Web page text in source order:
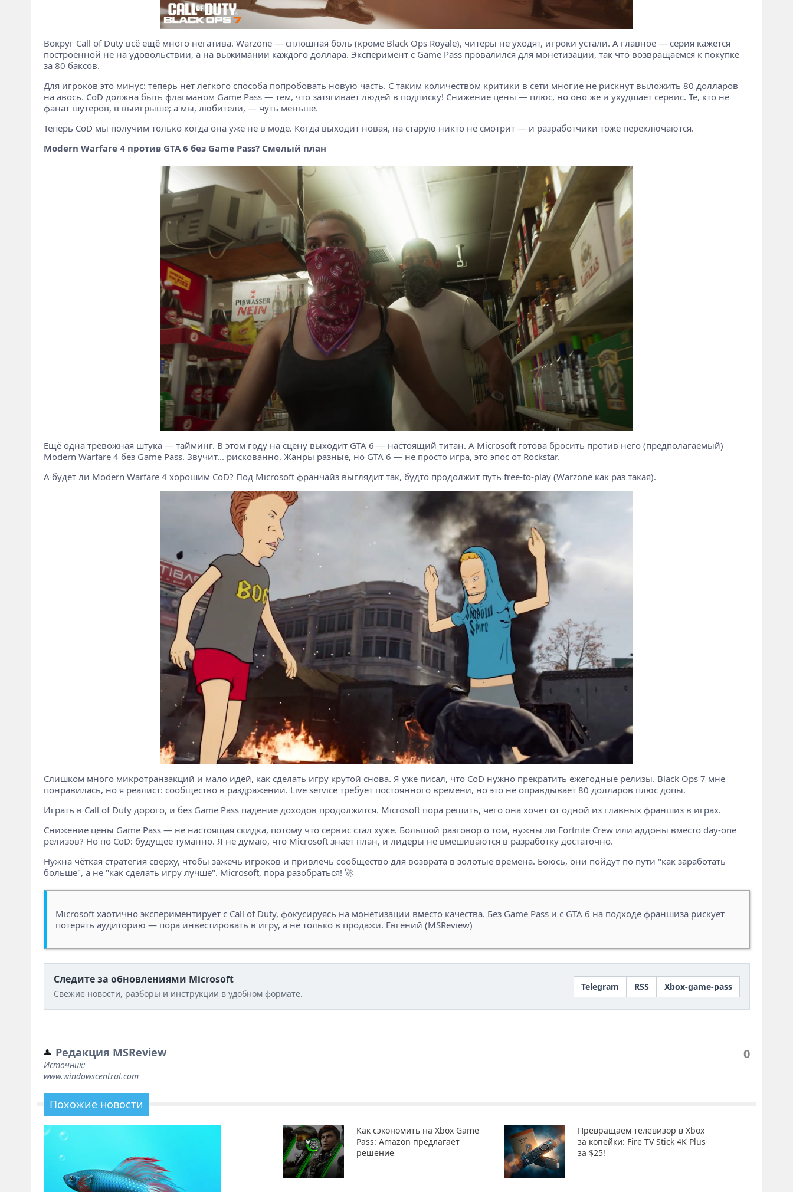
Вокруг Call of Duty всё ещё много негатива. Warzone — сплошная боль (кроме Black Ops Royale), читеры не уходят, игроки устали. А главное — серия кажется
построенной не на удовольствии, а на выжимании каждого доллара. Эксперимент с Game Pass провалился для монетизации, так что возвращаемся к покупке
за 80 баксов.
Для игроков это минус: теперь нет лёгкого способа попробовать новую часть. С таким количеством критики в сети многие не рискнут выложить 80 долларов
на авось. CoD должна быть флагманом Game Pass — тем, что затягивает людей в подписку! Снижение цены — плюс, но оно же и ухудшает сервис. Те, кто не
фанат шутеров, в выигрыше; а мы, любители, — чуть меньше.
Теперь CoD мы получим только когда она уже не в моде. Когда выходит новая, на старую никто не смотрит — и разработчики тоже переключаются.
Modern Warfare 4 против GTA 6 без Game Pass? Смелый план
Ещё одна тревожная штука — тайминг. В этом году на сцену выходит GTA 6 — настоящий титан. А Microsoft готова бросить против него (предполагаемый)
Modern Warfare 4 без Game Pass. Звучит... рискованно. Жанры разные, но GTA 6 — не просто игра, это эпос от Rockstar.
А будет ли Modern Warfare 4 хорошим CoD? Под Microsoft франчайз выглядит так, будто продолжит путь free-to-play (Warzone как раз такая).
Слишком много микротранзакций и мало идей, как сделать игру крутой снова. Я уже писал, что CoD нужно прекратить ежегодные релизы. Black Ops 7 мне
понравилась, но я реалист: сообщество в раздражении. Live service требует постоянного времени, но это не оправдывает 80 долларов плюс допы.
Играть в Call of Duty дорого, и без Game Pass падение доходов продолжится. Microsoft пора решить, чего она хочет от одной из главных франшиз в играх.
Снижение цены Game Pass — не настоящая скидка, потому что сервис стал хуже. Большой разговор о том, нужны ли Fortnite Crew или аддоны вместо day-one
релизов? Но по CoD: будущее туманно. Я не думаю, что Microsoft знает план, и лидеры не вмешиваются в разработку достаточно.
Нужна чёткая стратегия сверху, чтобы зажечь игроков и привлечь сообщество для возврата в золотые времена. Боюсь, они пойдут по пути "как заработать
больше", а не "как сделать игру лучше". Microsoft, пора разобраться! 🚀
Microsoft хаотично экспериментирует с Call of Duty, фокусируясь на монетизации вместо качества. Без Game Pass и с GTA 6 на подходе франшиза рискует
потерять аудиторию — пора инвестировать в игру, а не только в продажи. Евгений (MSReview)
Следите за обновлениями Microsoft
Свежие новости, разборы и инструкции в удобном формате.
Telegram RSS Xbox-game-pass
Редакция MSReview
Источник:
www.windowscentral.com
0
Похожие новости
Как сэкономить на Xbox Game
Pass: Amazon предлагает
решение
Превращаем телевизор в Xbox
за копейки: Fire TV Stick 4K Plus
за $25!